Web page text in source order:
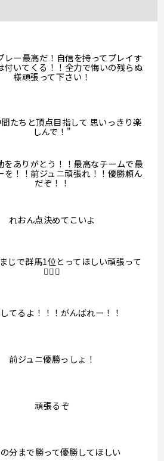
レー最高だ！自信を持ってプレイす
付いてくる！！全力で悔いの残らぬ
様頑張って下さい！
たちと頂点目指して 思いっきり楽
しんで！"
をありがとう！！最高なチームで最
を！！前ジュニ頑張れ！！優勝頼ん
だぞ！！
れおん点決めてこいよ
じで群馬1位とってほしい頑張って
❤️‍🔥👊
てるよ！！！がんばれー！！
前ジュニ優勝っしょ！
頑張るぞ
分まで勝って優勝してほしい